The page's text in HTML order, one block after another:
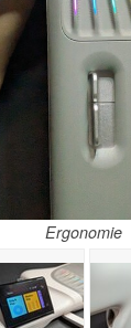
Ergonomie